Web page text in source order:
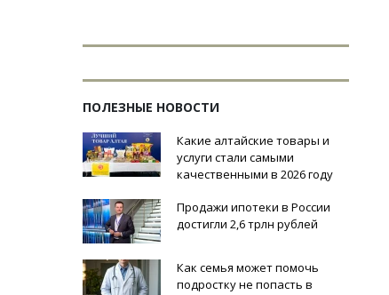
ПОЛЕЗНЫЕ НОВОСТИ
Какие алтайские товары и
услуги стали самыми
качественными в 2026 году
Продажи ипотеки в России
достигли 2,6 трлн рублей
Как семья может помочь
подростку не попасть в